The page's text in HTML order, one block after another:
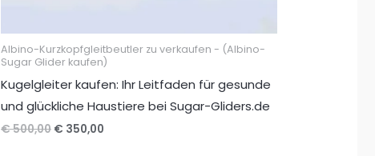
Albino-Kurzkopfgleitbeutler zu verkaufen - (Albino-
Sugar Glider kaufen)
Kugelgleiter kaufen: Ihr Leitfaden für gesunde
und glückliche Haustiere bei Sugar-Gliders.de
€500,00 Ursprünglicher
€ 350,00